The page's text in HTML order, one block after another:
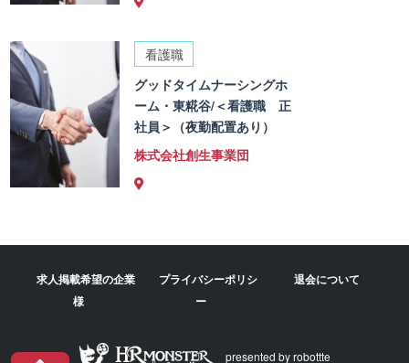
看護職
グッドタイムナーシングホ
ーム・東糀谷/＜看護職 正
社員＞（夜勤配置あり）
株式会社創生事業団
求人掲載希望の企業
様
プライバシーポリシ
ー
退会について
presented by robottte